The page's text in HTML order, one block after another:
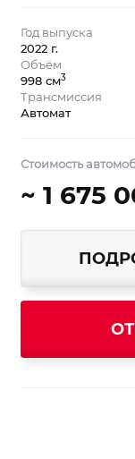
Год выпуска
2022 г.
Объём
998 см3
Трансмиссия
Автомат
Стоимость
~ 1 675